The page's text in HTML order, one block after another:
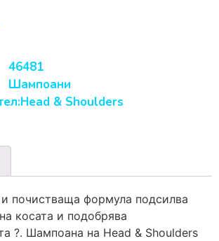
46481
Шампоани
Head & Shoulders
почистваща формула подсилва
косата и подобрява
?. Шампоана на Head & Shoulders